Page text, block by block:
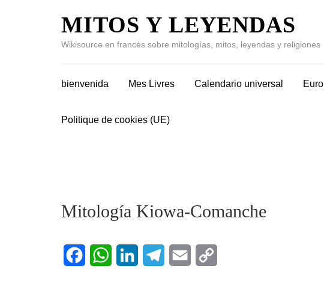
MITOS Y LEYENDAS
Wikisource en francés sobre mitologías, mitos, leyendas y religiones
bienvenida Mes Livres Calendario universal
Politique de cookies (UE)
Mitología Kiowa-Comanche